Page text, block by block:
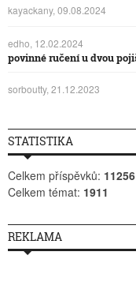
kayackany, 09.08.2024
edho, 12.02.2024
povinné ručení u dvou
sorboutty, 21.12.2023
STATISTIKA
Celkem příspěvků: 11256
Celkem témat: 1911
REKLAMA